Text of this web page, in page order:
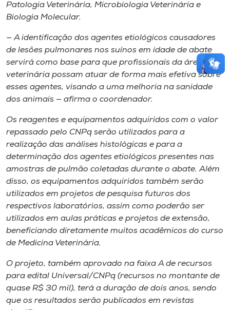
Patologia Veterinária, Microbiologia Veterinária e
Biologia Molecular.
— A identificação dos agentes etiológicos causadores
de lesões pulmonares nos suínos em idade de abate
servirá como base para que profissionais da área
veterinária possam atuar de forma mais efetiva sobre
esses agentes, visando a uma melhoria na sanidade
dos animais — afirma o coordenador.
Os reagentes e equipamentos adquiridos com o valor
repassado pelo CNPq serão utilizados para a
realização das análises histológicas e para a
determinação dos agentes etiológicos presentes nas
amostras de pulmão coletadas durante o abate. Além
disso, os equipamentos adquiridos também serão
utilizados em projetos de pesquisa futuros dos
respectivos laboratórios, assim como poderão ser
utilizados em aulas práticas e projetos de extensão,
beneficiando diretamente muitos acadêmicos do curso
de Medicina Veterinária.
O projeto, também aprovado na faixa A de recursos
para edital Universal/CNPq (recursos no montante de
quase R$ 30 mil), terá a duração de dois anos, sendo
que os resultados serão publicados em revistas